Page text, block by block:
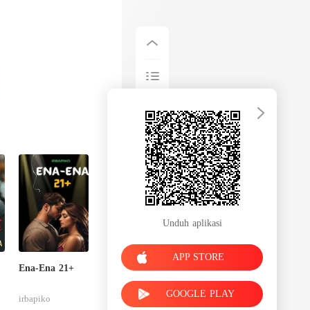
Ena-Ena 21+
irbapiko
Unduh aplikasi
APP STORE
GOOGLE PLAY